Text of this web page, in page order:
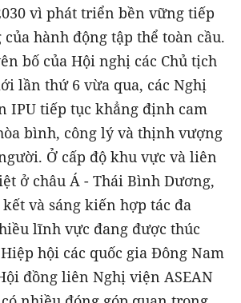
vì phát triển bền vững tiếp
hành động tập thể toàn cầu.
bố của Hội nghị các Chủ tịch
lần thứ 6 vừa qua, các Nghị
IPU tiếp tục khẳng định cam
bình, công lý và thịnh vượng
Ở cấp độ khu vực và liên
ở châu Á - Thái Bình Dương,
và sáng kiến hợp tác đa
lĩnh vực đang được thúc
hội các quốc gia Đông Nam
đồng liên Nghị viện ASEAN